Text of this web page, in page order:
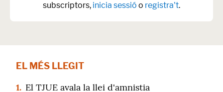
subscriptors, inicia sessió o registra't.
EL MÉS LLEGIT
1. El TJUE avala la llei d'amnistia